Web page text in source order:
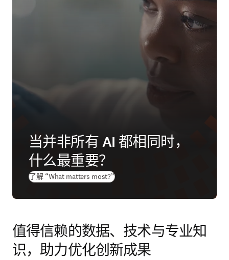
当并非所有 AI 都相同时，
什么最重要？
了解 “What matters most?”(
值得信赖的数据、技术与专业知
识，助力优化创新成果